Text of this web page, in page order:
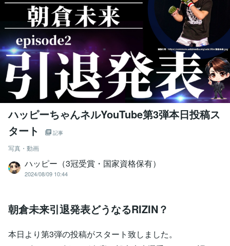
ハッピーちゃんネルYouTube第3弾本日投稿ス
タート
記事
写真・動画
ハッピー（3冠受賞・国家資格保有）
2024/08/09 10:44
朝倉未来引退発表どうなるRIZIN？
本日より第3弾の投稿がスタート致しました。